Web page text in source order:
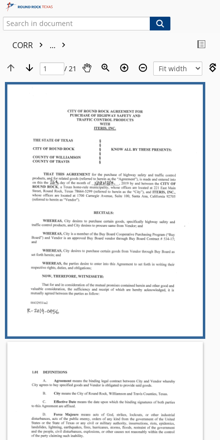
CORR ...
/ 21